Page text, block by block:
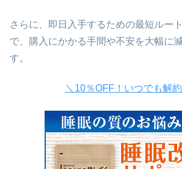
さらに、即日入手するための最短ルー
で、購入にかかる手間や不安を大幅に
す。
＼10％OFF！いつでも解